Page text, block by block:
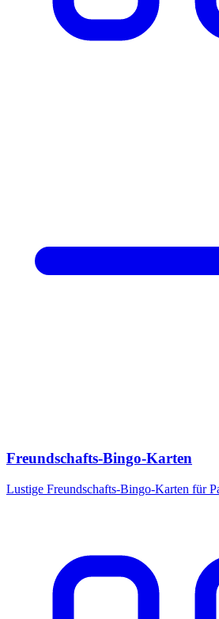
Freundschafts-Bingo-Karten
Lustige Freundschafts-Bingo-Karten für